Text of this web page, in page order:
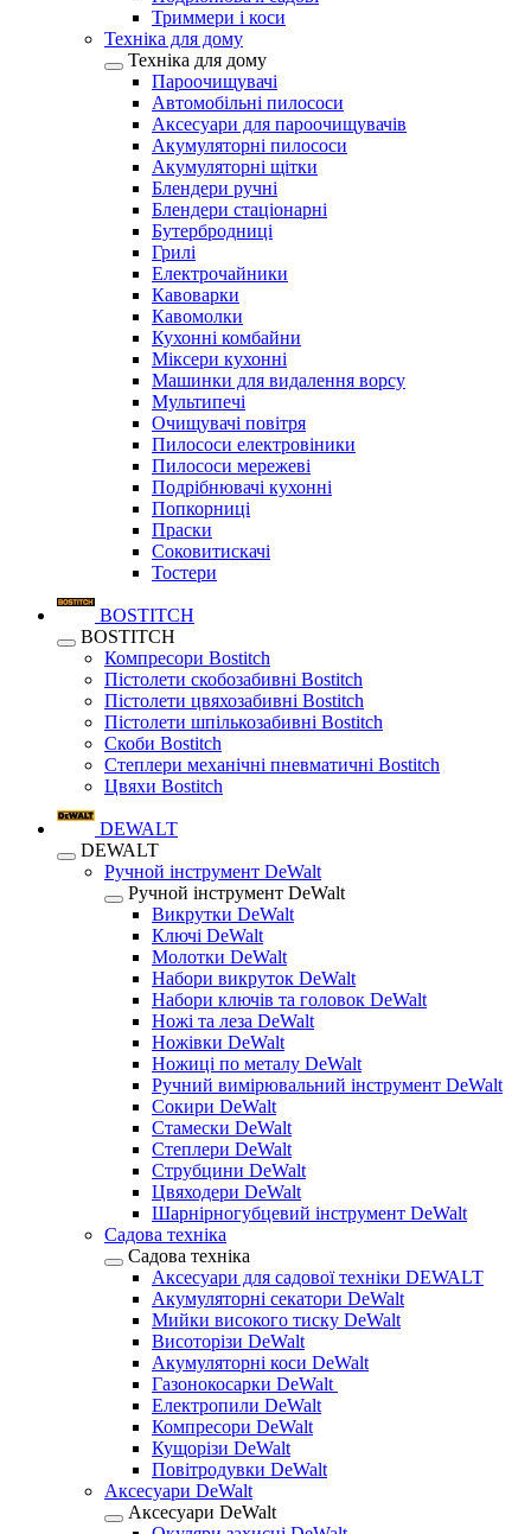
Триммери і коси
Техніка для дому
Техніка для дому
Пароочищувачі
Автомобільні пилососи
Аксесуари для пароочищувачів
Акумуляторні пилососи
Акумуляторні щітки
Блендери ручні
Блендери стаціонарні
Бутербродниці
Грилі
Електрочайники
Кавоварки
Кавомолки
Кухонні комбайни
Міксери кухонні
Машинки для видалення ворсу
Мультипечі
Очищувачі повітря
Пилососи електровіники
Пилососи мережеві
Подрібнювачі кухонні
Попкорниці
Праски
Соковитискачі
Тостери
BOSTITCH
BOSTITCH
Компресори Bostitch
Пістолети скобозабивні Bostitch
Пістолети цвяхозабивні Bostitch
Пістолети шпількозабивні Bostitch
Скоби Bostitch
Степлери механічні пневматичні Bostitch
Цвяхи Bostitch
DEWALT
DEWALT
Ручной інструмент DeWalt
Ручной інструмент DeWalt
Викрутки DeWalt
Ключі DeWalt
Молотки DeWalt
Набори викруток DeWalt
Набори ключів та головок DeWalt
Ножі та леза DeWalt
Ножівки DeWalt
Ножиці по металу DeWalt
Ручний вимірювальний інструмент DeWalt
Сокири DeWalt
Стамески DeWalt
Степлери DeWalt
Струбцини DeWalt
Цвяходери DeWalt
Шарнірногубцевий інструмент DeWalt
Садова техніка
Садова техніка
Аксесуари для садової техніки DEWALT
Акумуляторні секатори DeWalt
Мийки високого тиску DeWalt
Висоторізи DeWalt
Акумуляторні коси DeWalt
Газонокосарки DeWalt
Електропили DeWalt
Компресори DeWalt
Кущорізи DeWalt
Повітродувки DeWalt
Аксесуари DeWalt
Аксесуари DeWalt